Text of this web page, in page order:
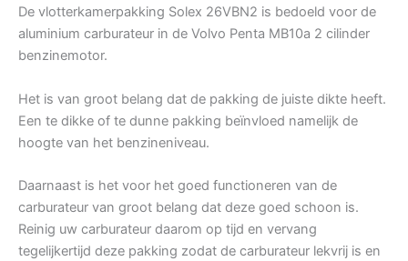
De vlotterkamerpakking Solex 26VBN2 is bedoeld voor de
aluminium carburateur in de Volvo Penta MB10a 2 cilinder
benzinemotor.
Het is van groot belang dat de pakking de juiste dikte heeft.
Een te dikke of te dunne pakking beïnvloed namelijk de
hoogte van het benzineniveau.
Daarnaast is het voor het goed functioneren van de
carburateur van groot belang dat deze goed schoon is.
Reinig uw carburateur daarom op tijd en vervang
tegelijkertijd deze pakking zodat de carburateur lekvrij is en